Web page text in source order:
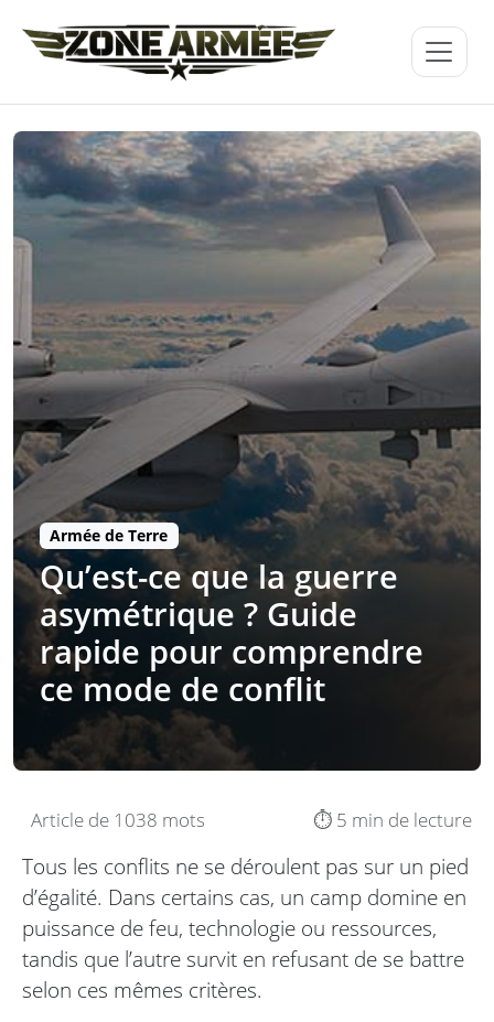
Armée de Terre
Qu’est-ce que la guerre
asymétrique ? Guide
rapide pour comprendre
ce mode de conflit
Article de 1038 mots ⏱️ 5 min de lecture
Tous les conflits ne se déroulent pas sur un pied
d’égalité. Dans certains cas, un camp domine en
puissance de feu, technologie ou ressources,
tandis que l’autre survit en refusant de se battre
selon ces mêmes critères.